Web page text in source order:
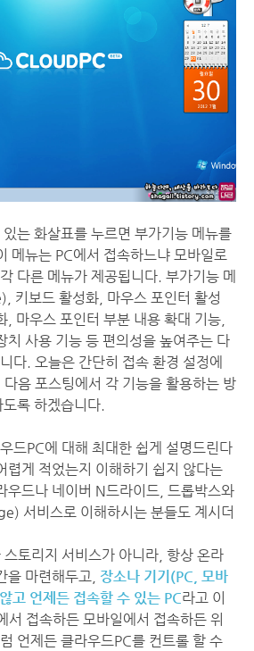
는 화살표를 누르면 부가기능 메뉴를
메뉴는 PC에서 접속하느냐 모바일로
다른 메뉴가 제공됩니다. 부가기능 메
키보드 활성화, 마우스 포인터 활성
, 마우스 포인터 부분 내용 확대 기능,
사용 기능 등 편의성을 높여주는 다
다. 오늘은 간단히 접속 환경 설정에
음 포스팅에서 각 기능을 활용하는 방
록 하겠습니다.
드PC에 대해 최대한 쉽게 설명드린다
렵게 적었는지 이해하기 쉽지 않다는
우드나 네이버 N드라이드, 드롭박스와
서비스로 이해하시는 분들도 계시더
스토리지 서비스가 아니라, 항상 온라
을 마련해두고, 장소나 기기(PC, 모바
고 언제든 접속할 수 있는 PC라고 이
서 접속하든 모바일에서 접속하든 위
언제든 클라우드PC를 컨트롤 할 수